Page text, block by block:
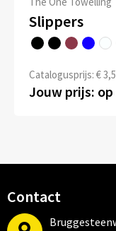
Slippers
Catalogusprijs: €
Jouw prijs: op
Contact